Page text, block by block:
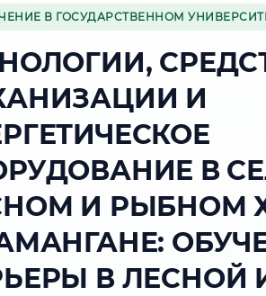
В ГОСУДАРСТВЕННОМ
И
В
И РЫБНОМ
В ЛЕСНОЙ